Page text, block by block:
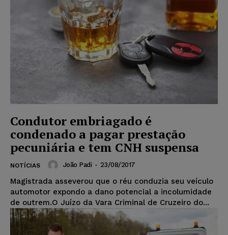
Condutor embriagado é
condenado a pagar prestação
pecuniária e tem CNH suspensa
NOTÍCIAS João Padi - 23/08/2017
Magistrada asseverou que o réu conduzia seu veículo
automotor expondo a dano potencial a incolumidade
de outrem.O Juízo da Vara Criminal de Cruzeiro do...